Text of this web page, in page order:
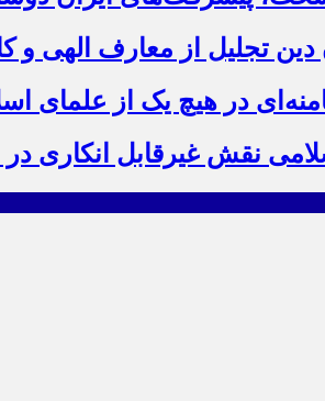
دین تجلیل از معارف الهی
در هیچ یک از علمای
نقش غیرقابل انکاری در